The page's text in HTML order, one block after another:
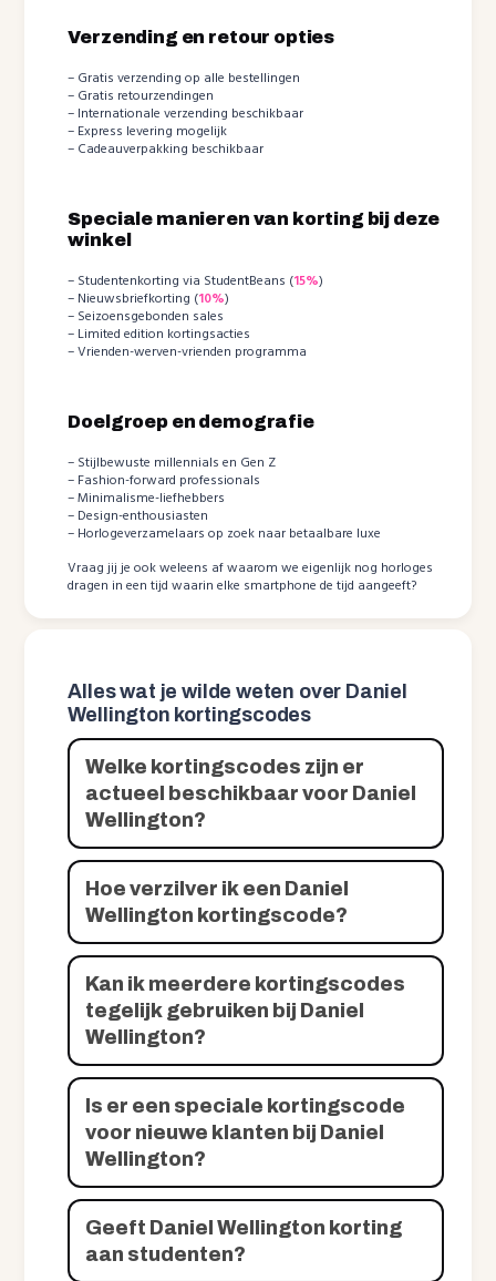
Verzending en retour opties
– Gratis verzending op alle bestellingen
– Gratis retourzendingen
– Internationale verzending beschikbaar
– Express levering mogelijk
– Cadeauverpakking beschikbaar
Speciale manieren van korting bij deze
winkel
– Studentenkorting via StudentBeans (15%)
– Nieuwsbriefkorting (10%)
– Seizoensgebonden sales
– Limited edition kortingsacties
– Vrienden-werven-vrienden programma
Doelgroep en demografie
– Stijlbewuste millennials en Gen Z
– Fashion-forward professionals
– Minimalisme-liefhebbers
– Design-enthousiasten
– Horlogeverzamelaars op zoek naar betaalbare luxe
Vraag jij je ook weleens af waarom we eigenlijk nog horloges
dragen in een tijd waarin elke smartphone de tijd aangeeft?
Alles wat je wilde weten over Daniel
Wellington kortingscodes
Welke kortingscodes zijn er
actueel beschikbaar voor Daniel
Wellington?
Hoe verzilver ik een Daniel
Wellington kortingscode?
Kan ik meerdere kortingscodes
tegelijk gebruiken bij Daniel
Wellington?
Is er een speciale kortingscode
voor nieuwe klanten bij Daniel
Wellington?
Geeft Daniel Wellington korting
aan studenten?